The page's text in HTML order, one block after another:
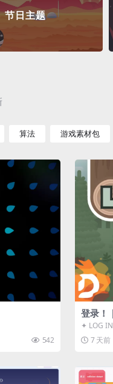
节日主题
算法 游戏素材包
542
登录！
✦ LOG
ᑕ☲◎
7 天前